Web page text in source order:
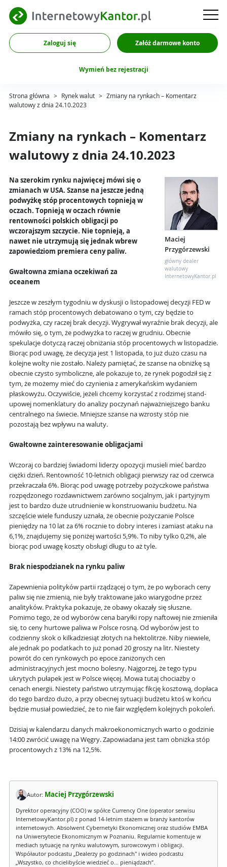
Zaloguj się Załóż darmowe konto
Wymień bez rejestracji
Strona główna > Rynek walut > Zmiany na rynkach – Komentarz
walutowy z dnia 24.10.2023
Zmiany na rynkach – Komentarz
walutowy z dnia 24.10.2023
Maciej
Przygórzewski
główny dealer
walutowy
InternetowyKantor.pl
Na szerokim rynku najwięcej mówi się o
zmianach w USA. Szanse na jeszcze jedną
podwyżkę stóp procentowych topnieją w
oczach. Topnieją w oczach równie
rentowności polskich obligacji po
wczorajszym szczycie. Nie topnieją, a
nawet nie utrzymują się jednak wbrew
zapowiedziom premiera ceny paliw.
Gwałtowna zmiana oczekiwań za
oceanem
Jeszcze w zeszłym tygodniu w dyskusji o listopadowej decyzji FED w
ramach stóp procentowych debatowano o tym, czy będzie to
podwyżka, czy raczej brak decyzji. Wygrywał wyraźnie brak decyzji, ale
mówiło się, o tym, że podwyżka to raczej w grudniu. Obecnie
spekulacje dotyczą raczej obniżania stóp procentowych w listopadzie.
Biorąc pod uwagę, że decyzja jest 1 listopada, to już dużo czasu na
kolejne wolty nie zostało. Należy pamiętać, że szanse na obniżkę są
obecnie czysto symboliczne, ale pokazuje to, że rynek pogodził się z
tym, że możemy mieć do czynienia z amerykańskim wydaniem
płaskowyżu. Oczywiście, jeżeli chcemy korzystać z rodzimej stand-
upowej nomenklatury do analizy poczynań najważniejszego banku
centralnego na świecie. Mniejsze szanse na wzrosty stóp nie
pozostają bez wpływu na waluty.
Gwałtowne zainteresowanie obligacjami
Wczoraj co bardziej świadomi liderzy opozycji musieli mieć bardzo
ciężki dzień. Rentowność 10-letnich obligacji pierwszy raz od czerwca
przekraczała 6%. Biorąc pod uwagę potrzeby pożyczkowe państwa
rozpędzonego rozdawnictwem zarówno socjalnym, jak i partyjnym
jest to bardzo duże utrudnienie w konstruowaniu budżetu. Na
szczęście wiele funduszy uznała, że obecnie pożyczanie Polsce
pieniędzy na 10 lat za 6% rocznie to dobry interes i zamiast ataku na
6,1%, znajdujemy się poniżej wartości 5,9%. To niby tylko 0,2%, ale
biorąc pod uwagę koszty obsługi długu to aż tyle.
Brak niespodzianek na rynku paliw
Zapewnienia polityków partii rządzącej o tym, że po wyborach ceny
paliw się nie zmienią, nie były traktowane jako wiarygodne przez
analityków. Praktyka pokazuje, że obawy okazały się słuszne.
Pomimo tego, że od wyborów cena baryłki ropy naftowej nie zmieniła
się, to ceny hurtowe paliwa w Polsce rosną. Od wyborów jest to
codzienny skok o kilkadziesiąt złotych na hektolitrze. Niby niewiele,
ale jednak po podatkach to już ponad 20 groszy na litr. Niestety
powrót do cen rynkowych po epoce zaniżonych cen
administracyjnych jest mocno bolesny. Najgorzej, że tego typu
ukrytych pułapek jest w Polsce więcej. Mowa tutaj chociażby o
cenach energii. Niestety państwo utrzymując fikcję kosztową, dopłaca
do tego bardzo dużo, a przy obecnej sytuacji budżetu ktoś w końcu
będzie musiał powiedzieć, że to nie fair względem kolejnych pokoleń.
Dzisiaj w kalendarzu danych makroekonomicznych warto o godzinie
14:00 zwrócić uwagę na Węgry. Zapowiadana jest tam obniżka stóp
procentowych z 13% na 12,5%.
Autor: Maciej Przygórzewski
Dyrektor operacyjny (COO) w spółce Currency One (operator serwisu
InternetowyKantor.pl) z ponad 14-letnim stażem w branży kantorów
internetowych. Absolwent Cybernetyki Ekonomicznej oraz studiów EMBA
na Uniwersytecie Ekonomicznym w Poznaniu. Regularnie komentuje w
mediach sytuację na rynku walutowym, surowcowym i obligacji.
Współautor podcastu „Dealerzy po godzinach" i wideo podcastu
„Wszystko, co chcielibyście wiedzieć o... pieniądzach”.